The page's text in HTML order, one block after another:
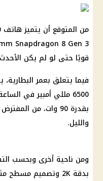
قويًا حتى لو لم يكن
6500 مللي أمبير في
بقدرة 90 وات، من
والليل.
ومن ناحية أخرى وبحسب
بدقة 2K وتصميم مسطح مثل سابقه.